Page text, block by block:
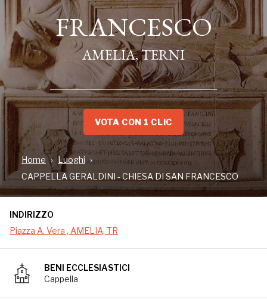
FRANCESCO
AMELIA, TERNI
VOTA CON 1 CLIC
Home
Luoghi
CAPPELLA GERALDINI - CHIESA DI SAN FRANCESCO
INDIRIZZO
Piazza A. Vera , AMELIA, TR
BENI ECCLESIASTICI
Cappella
AMELIA, TERNI
Piazza A. Vera , AMELIA, TR
La cappella ospita le sepolture di prestigiosi